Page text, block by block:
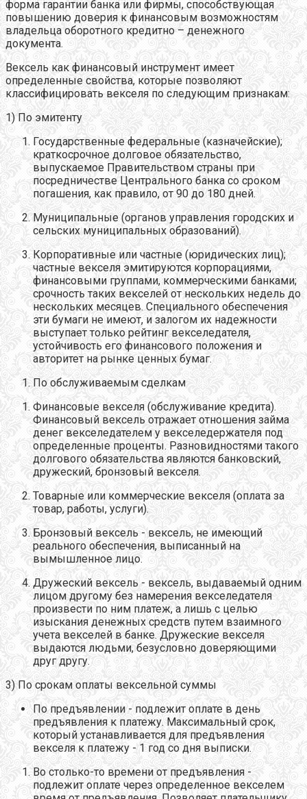
форма гарантии банка или фирмы, способствующая
повышению доверия к финансовым возможностям
владельца оборотного кредитно – денежного
документа.
Вексель как финансовый инструмент имеет
определенные свойства, которые позволяют
классифицировать векселя по следующим признакам:
1) По эмитенту
Государственные федеральные (казначейские);
краткосрочное долговое обязательство,
выпускаемое Правительством страны при
посредничестве Центрального банка со сроком
погашения, как правило, от 90 до 180 дней.
Муниципальные (органов управления городских и
сельских муниципальных образований).
Корпоративные или частные (юридических лиц);
частные векселя эмитируются корпорациями,
финансовыми группами, коммерческими банками;
срочность таких векселей от нескольких недель до
нескольких месяцев. Специального обеспечения
эти бумаги не имеют, и залогом их надежности
выступает только рейтинг векселедателя,
устойчивость его финансового положения и
авторитет на рынке ценных бумаг.
По обслуживаемым сделкам
Финансовые векселя (обслуживание кредита).
Финансовый вексель отражает отношения займа
денег векселедателем у векселедержателя под
определенные проценты. Разновидностями такого
долгового обязательства являются банковский,
дружеский, бронзовый векселя.
Товарные или коммерческие векселя (оплата за
товар, работы, услуги).
Бронзовый вексель - вексель, не имеющий
реального обеспечения, выписанный на
вымышленное лицо.
Дружеский вексель - вексель, выдаваемый одним
лицом другому без намерения векселедателя
произвести по ним платеж, а лишь с целью
изыскания денежных средств путем взаимного
учета векселей в банке. Дружеские векселя
выдаются людьми, безусловно доверяющими
друг другу.
3) По срокам оплаты вексельной суммы
По предъявлении - подлежит оплате в день
предъявления к платежу. Максимальный срок,
который устанавливается для предъявления
векселя к платежу - 1 год со дня выписки.
Во столько-то времени от предъявления -
подлежит оплате через определенное векселем